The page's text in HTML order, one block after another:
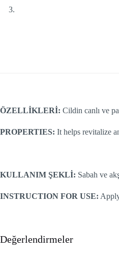
ÖZELLİKLERİ: Cildin canlı ve
PROPERTIES: It helps revitalize
KULLANIM ŞEKLİ: Sabah ve
INSTRUCTION FOR USE:
Değerlendirmeler